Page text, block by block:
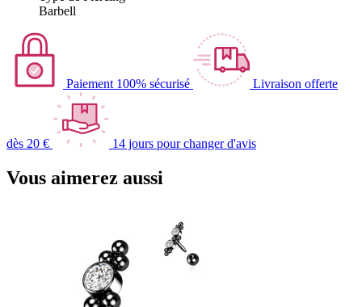
Barbell
Paiement 100% sécurisé Livraison offerte
dès 20 € 14 jours pour changer d'avis
Vous aimerez aussi